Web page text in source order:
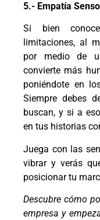
5.- Empatía
Si bien
limitaciones, al
por medio de
convierte más
poniéndote en
Siempre debes
buscan, y si a
en tus historias
Juega con las
vibrar y verás
posicionar tu
Descubre cómo
empresa y